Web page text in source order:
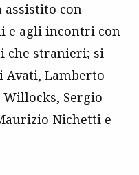
assistito con
e agli incontri con
che stranieri; si
Avati, Lamberto
Sergio
Nichetti e